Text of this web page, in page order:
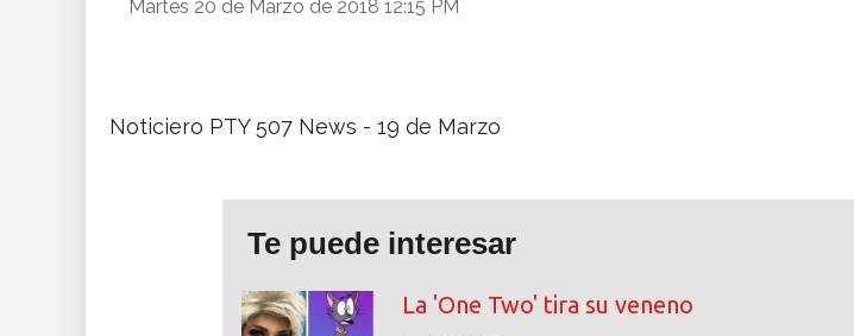
Martes 20 de Marzo de 2018 12:15 PM
Noticiero PTY 507 News - 19 de Marzo
Te puede interesar
La 'One Two' tira su veneno